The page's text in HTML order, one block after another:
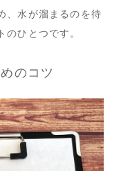
、水が溜まるのを待
ひとつです。
のコツ